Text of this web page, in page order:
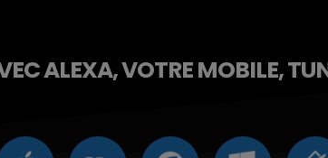
ALEXA, VOTRE MOBILE,